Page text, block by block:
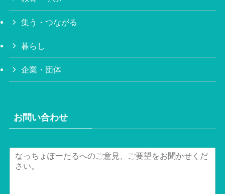
集う・つながる
暮らし
企業・団体
お問い合わせ